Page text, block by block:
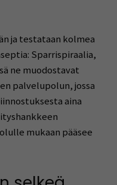
ja testataan kolmea
Sparrispiraalia,
ne muodostavat
palvelupolun, jossa
aina
mukaan pääsee